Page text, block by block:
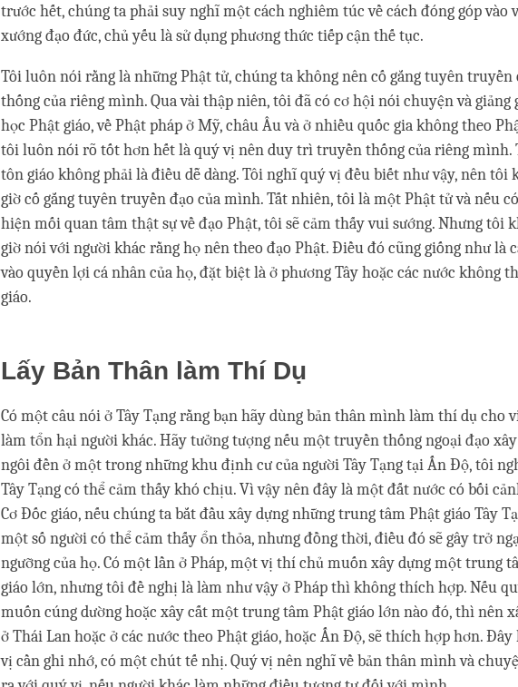
trước hết, chúng ta phải suy nghĩ một cách nghiêm túc về cách đóng góp vào
xướng đạo đức, chủ yếu là sử dụng phương thức tiếp cận thế tục.
Tôi luôn nói rằng là những Phật tử, chúng ta không nên cố gắng tuyên
thống của riêng mình. Qua vài thập niên, tôi đã có cơ hội nói chuyện và giảng
học Phật giáo, về Phật pháp ở Mỹ, châu Âu và ở nhiều quốc gia không theo
tôi luôn nói rõ tốt hơn hết là quý vị nên duy trì truyền thống của riêng mình.
tôn giáo không phải là điều dễ dàng. Tôi nghĩ quý vị đều biết như vậy, nên tôi
giờ cố gắng tuyên truyền đạo của mình. Tất nhiên, tôi là một Phật tử và nếu
hiện mối quan tâm thật sự về đạo Phật, tôi sẽ cảm thấy vui sướng. Nhưng tôi
giờ nói với người khác rằng họ nên theo đạo Phật. Điều đó cũng giống như là
vào quyền lợi cá nhân của họ, đặt biệt là ở phương Tây hoặc các nước không
giáo.
Lấy Bản Thân làm Thí Dụ
Có một câu nói ở Tây Tạng rằng bạn hãy dùng bản thân mình làm thí dụ cho
làm tổn hại người khác. Hãy tưởng tượng nếu một truyền thống ngoại đạo
ngôi đền ở một trong những khu định cư của người Tây Tạng tại Ấn Độ, tôi
Tây Tạng có thể cảm thấy khó chịu. Vì vậy nên đây là một đất nước có bối
Cơ Đốc giáo, nếu chúng ta bắt đầu xây dựng những trung tâm Phật giáo Tây
một số người có thể cảm thấy ổn thỏa, nhưng đồng thời, điều đó sẽ gây trở
ngưỡng của họ. Có một lần ở Pháp, một vị thí chủ muốn xây dựng một trung
giáo lớn, nhưng tôi đề nghị là làm như vậy ở Pháp thì không thích hợp. Nếu
muốn cúng dường hoặc xây cất một trung tâm Phật giáo lớn nào đó, thì nên
ở Thái Lan hoặc ở các nước theo Phật giáo, hoặc Ấn Độ, sẽ thích hợp hơn.
vị cần ghi nhớ, có một chút tế nhị. Quý vị nên nghĩ về bản thân mình và